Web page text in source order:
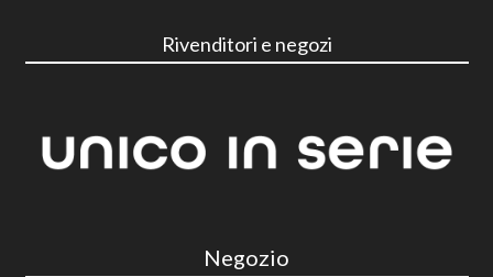
Rivenditori e negozi
Negozio